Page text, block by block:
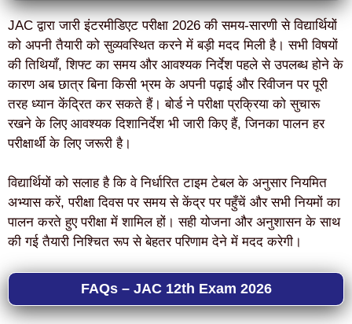
JAC द्वारा जारी इंटरमीडिएट परीक्षा 2026 की समय-सारणी से विद्यार्थियों
को अपनी तैयारी को सुव्यवस्थित करने में बड़ी मदद मिली है। सभी विषयों
की तिथियाँ, शिफ्ट का समय और आवश्यक निर्देश पहले से उपलब्ध होने के
कारण अब छात्र बिना किसी भ्रम के अपनी पढ़ाई और रिवीजन पर पूरी
तरह ध्यान केंद्रित कर सकते हैं। बोर्ड ने परीक्षा प्रक्रिया को सुचारू
रखने के लिए आवश्यक दिशानिर्देश भी जारी किए हैं, जिनका पालन हर
परीक्षार्थी के लिए जरूरी है।
विद्यार्थियों को सलाह है कि वे निर्धारित टाइम टेबल के अनुसार नियमित
अभ्यास करें, परीक्षा दिवस पर समय से केंद्र पर पहुँचें और सभी नियमों का
पालन करते हुए परीक्षा में शामिल हों। सही योजना और अनुशासन के साथ
की गई तैयारी निश्चित रूप से बेहतर परिणाम देने में मदद करेगी।
FAQs – JAC 12th Exam 2026